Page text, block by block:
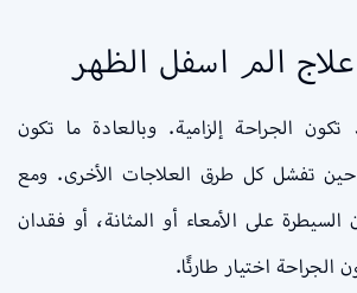
الم اسفل الظهر
تكون الجراحة إلزامية. وبالعادة ما تكون
حين تفشل كل طرق العلاجات الأخرى. ومع
على الأمعاء أو المثانة، أو فقدان
اختيار طارئًا.